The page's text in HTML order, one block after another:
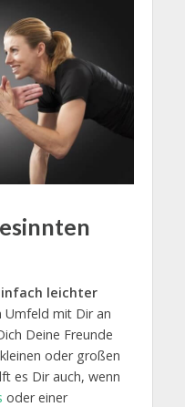
leichter
Umfeld mit Dir an
Deine Freunde
oder großen
es Dir auch, wenn
oder einer